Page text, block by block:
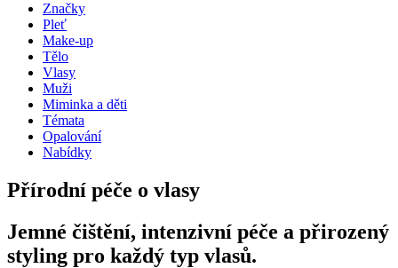
Značky
Pleť
Make-up
Tělo
Vlasy
Muži
Miminka a děti
Témata
Opalování
Nabídky
Přírodní péče o vlasy
Jemné čištění, intenzivní péče a přirozený
styling pro každý typ vlasů.